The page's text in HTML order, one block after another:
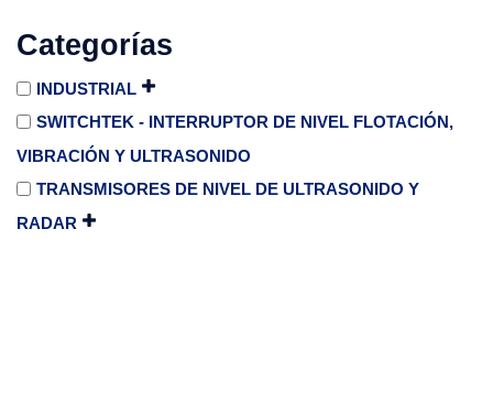
Categorías
INDUSTRIAL
SWITCHTEK - INTERRUPTOR DE NIVEL FLOTACIÓN,
VIBRACIÓN Y ULTRASONIDO
TRANSMISORES DE NIVEL DE ULTRASONIDO Y
RADAR